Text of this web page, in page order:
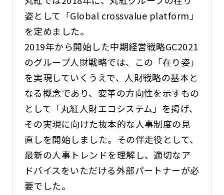
姿として「Global crossvalue platform」
を定めました。
2019年から開始した中期経営戦略GC2021
のグループ人財戦略では、この「在り姿」
を実現していくうえで、人財戦略の基本と
なる概念であり、変革の方向性を示すもの
として「丸紅人財エコシステム」を掲げ、
その実現に向けた抜本的な人事制度の見
直しを開始しました。その伴走役として、
最新の人事トレンドを理解し、適切なア
ドバイスをいただける外部パートナーが必
要でした。